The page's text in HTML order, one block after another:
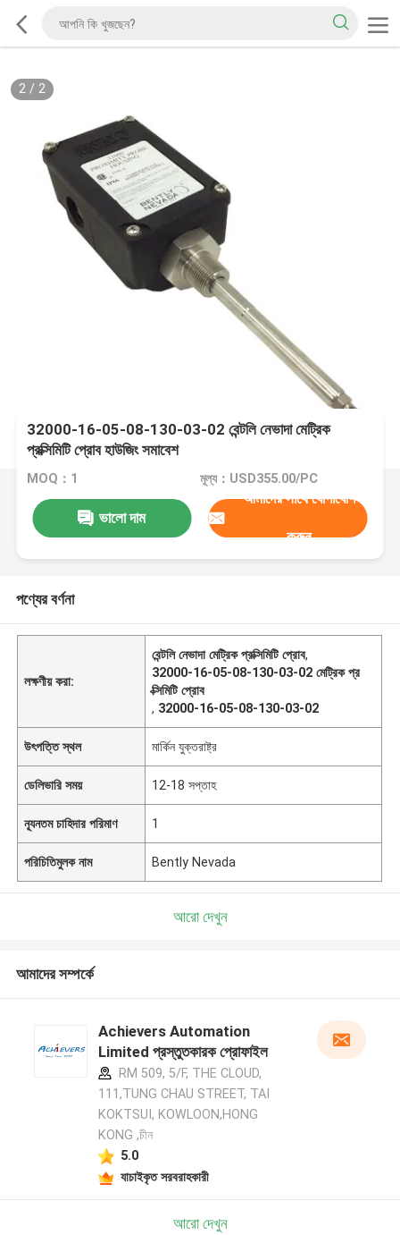
2/ 2
32000-16-05-08-130-03-02 বেন্টলি নেভাদা মেট্রিক
প্রক্সিমিটি প্রোব হাউজিং সমাবেশ
MOQ：1 মূল্য：USD355.00/PC
ভালো দাম
আমাদের সাথে যোগাযোগ
করুন
পণ্যের বর্ণনা
লক্ষণীয় করা:
বেন্টলি নেভাদা মেট্রিক প্রক্সিমিটি প্রোব,
32000-16-05-08-130-03-02 মেট্রিক প্র
ক্সিমিটি প্রোব
, 32000-16-05-08-130-03-02
উৎপত্তি স্থল মার্কিন যুক্তরাষ্ট্র
ডেলিভারি সময় 12-18 সপ্তাহ
ন্যূনতম চাহিদার পরিমাণ 1
পরিচিতিমুলক নাম Bently Nevada
আরো দেখুন
আমাদের সম্পর্কে
Achievers Automation
Limited প্রস্তুতকারক প্রোফাইল
RM 509, 5/F, THE CLOUD,
111,TUNG CHAU STREET, TAI
KOKTSUI, KOWLOON,HONG
KONG ,চীন
5.0
যাচাইকৃত সরবরাহকারী
আরো দেখুন